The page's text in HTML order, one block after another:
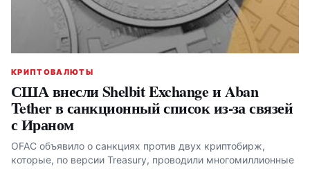
КРИПТОВАЛЮТЫ
США внесли Shelbit Exchange и Aban
Tether в санкционный список из-за связей
с Ираном
OFAC объявило о санкциях против двух криптобирж,
которые, по версии Treasury, проводили многомиллионные